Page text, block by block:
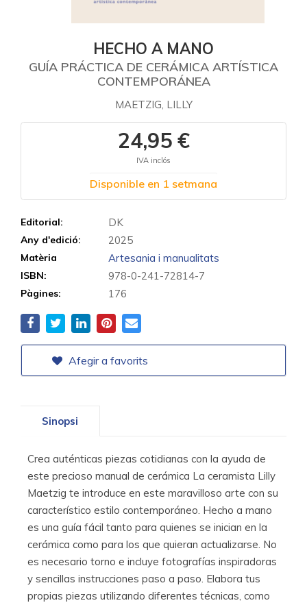
HECHO A MANO
GUÍA PRÁCTICA DE CERÁMICA ARTÍSTICA
CONTEMPORÁNEA
MAETZIG, LILLY
24,95 €
IVA inclós
Disponible en 1 setmana
Editorial: DK
Any d'edició: 2025
Matèria Artesania i manualitats
ISBN: 978-0-241-72814-7
Pàgines: 176
Afegir a favorits
Sinopsi
Crea auténticas piezas cotidianas con la ayuda de
este precioso manual de cerámica La ceramista Lilly
Maetzig te introduce en este maravilloso arte con su
característico estilo contemporáneo. Hecho a mano
es una guía fácil tanto para quienes se inician en la
cerámica como para los que quieran actualizarse. No
es necesario torno e incluye fotografías inspiradoras
y sencillas instrucciones paso a paso. Elabora tus
propias piezas utilizando diferentes técnicas, como